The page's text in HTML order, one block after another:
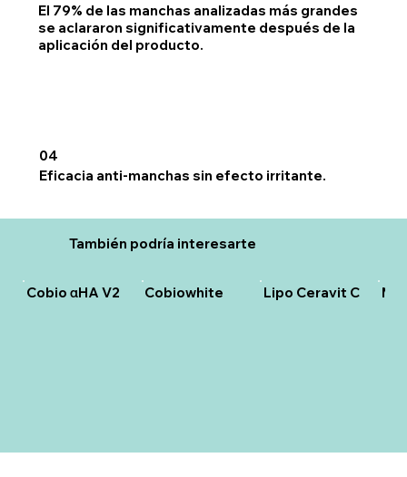
El 79% de las manchas analizadas más grandes
se aclararon significativamente después de la
aplicación del producto.
04
Eficacia anti-manchas sin efecto irritante.
También podría interesarte
Cobio αHA V2 Cobiowhite Lipo Ceravit C